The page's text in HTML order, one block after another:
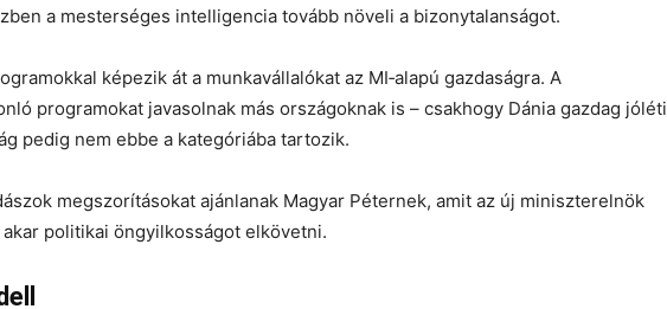
a mesterséges intelligencia tovább növeli a bizonytalanságot.
képezik át a munkavállalókat az MI‑alapú gazdaságra. A
programokat javasolnak más országoknak is – csakhogy Dánia gazdag jóléti
pedig nem ebbe a kategóriába tartozik.
megszorításokat ajánlanak Magyar Péternek, amit az új miniszterelnök
politikai öngyilkosságot elkövetni.